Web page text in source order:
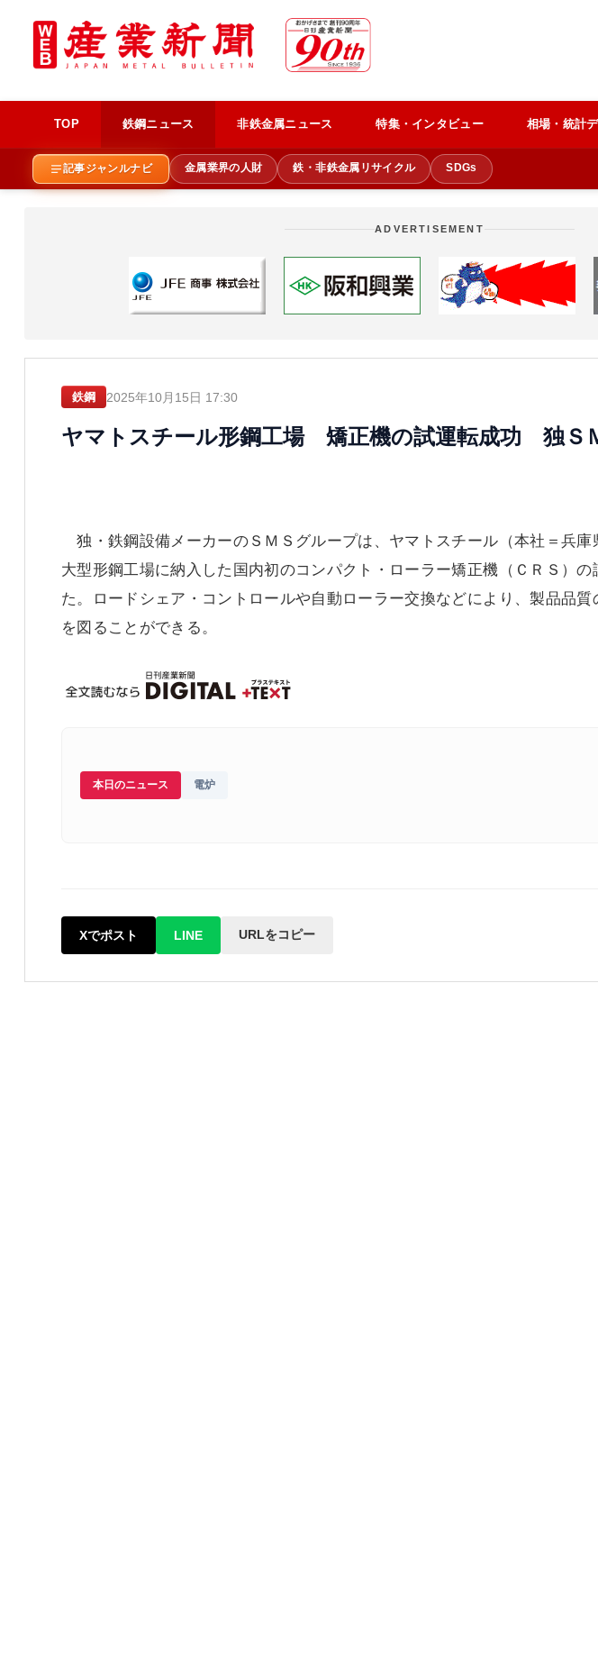
TOP 鉄鋼ニュース 非鉄金属ニュース 特集・インタビュー 相場・統計
記事ジャンルナビ 金属業界の人財 鉄・非鉄金属リサイクル SDGs
ADVERTISEMENT
鉄鋼 2025年10月15日 17:30
ヤマトスチール形鋼工場 矯正機の試運転成功 独Ｓ
独・鉄鋼設備メーカーのＳＭＳグループは、ヤマトスチール（本社＝兵庫
大型形鋼工場に納入した国内初のコンパクト・ローラー矯正機（ＣＲＳ）の
た。ロードシェア・コントロールや自動ローラー交換などにより、製品品
を図ることができる。
本日のニュース 電炉
Xでポスト LINE URLをコピー